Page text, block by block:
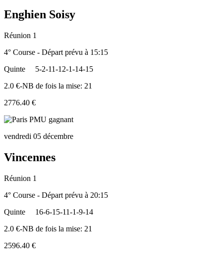
Enghien Soisy
Réunion 1
4° Course - Départ prévu à 15:15
Quinte
5-2-11-12-1-14-15
2.0 €-NB de fois la mise: 21
2776.40 €
vendredi 05 décembre
Vincennes
Réunion 1
4° Course - Départ prévu à 20:15
Quinte
16-6-15-11-1-9-14
2.0 €-NB de fois la mise: 21
2596.40 €